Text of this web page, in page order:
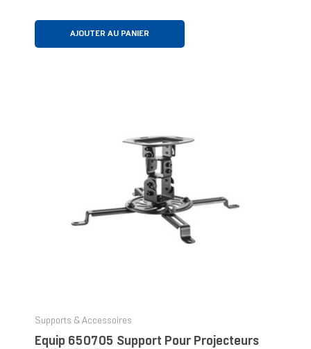
AJOUTER AU PANIER
Supports & Accessoires
Equip 650705 Support Pour Projecteurs